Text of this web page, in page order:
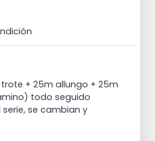
trote + 25m allungo + 25m
todo seguido
serie, se cambian y